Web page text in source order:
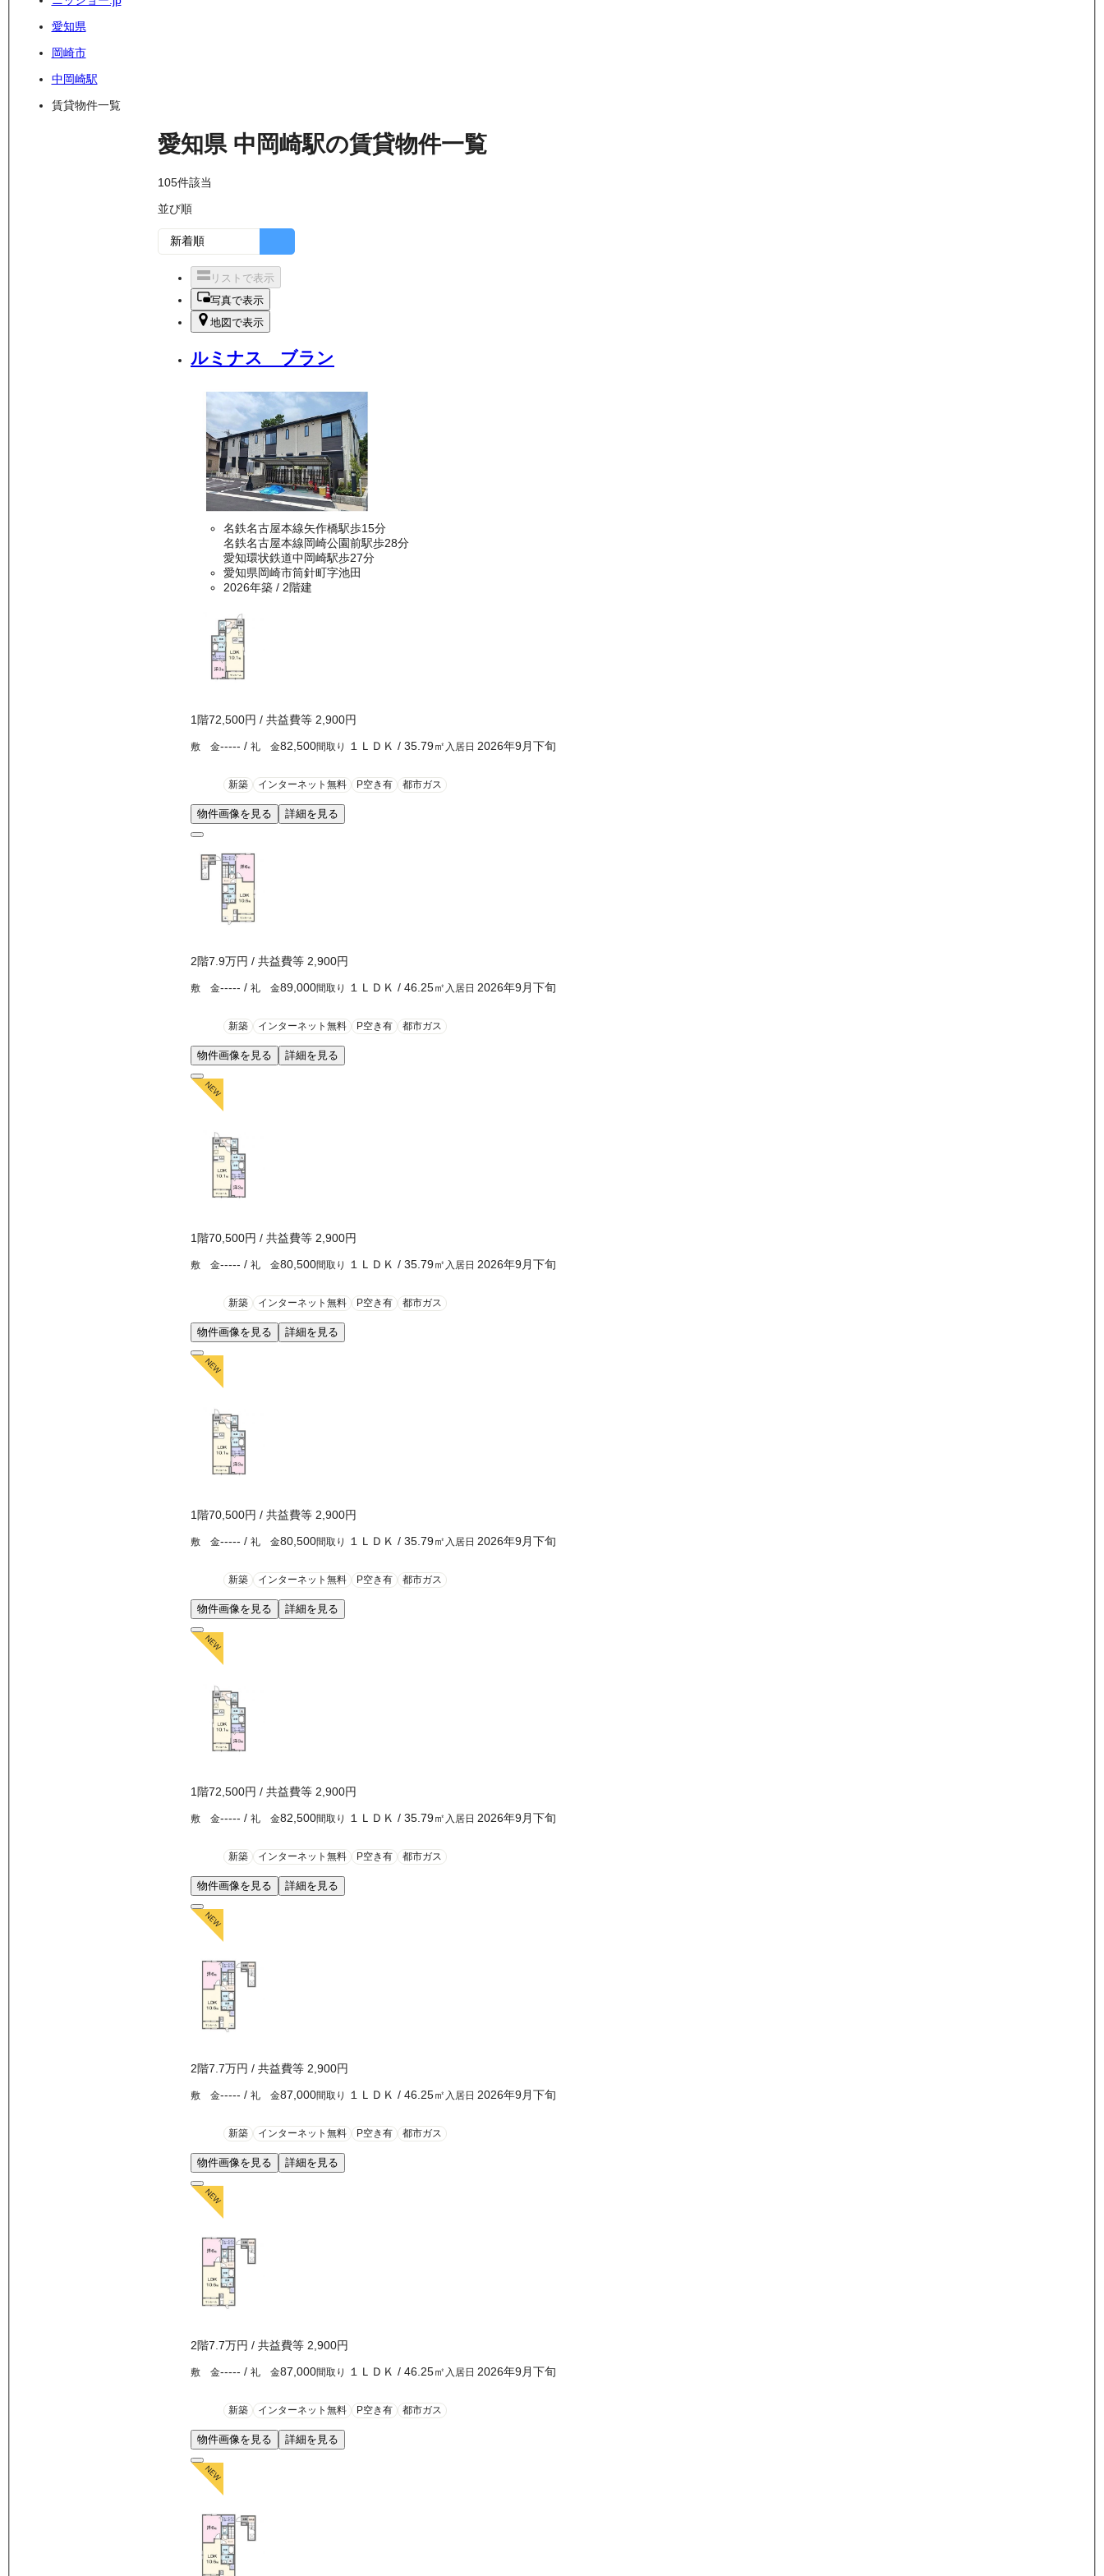
愛知県
岡崎市
中岡崎駅
賃貸物件一覧
愛知県 中岡崎駅の賃貸物件一覧
105件該当
並び順
リストで表示
写真で表示
地図で表示
ルミナス ブラン
名鉄名古屋本線矢作橋駅歩15分
名鉄名古屋本線岡崎公園前駅歩28分
愛知環状鉄道中岡崎駅歩27分
愛知県岡崎市筒針町字池田
2026年築 / 2階建
1階72,500円 / 共益費等 2,900円
敷 金----- / 礼 金82,500間取り １ＬＤＫ / 35.79㎡ 入居日 2026年9月下旬
新築 インターネット無料 P空き有 都市ガス
物件画像を見る 詳細を見る
2階7.9万円 / 共益費等 2,900円
敷 金----- / 礼 金89,000間取り １ＬＤＫ / 46.25㎡ 入居日 2026年9月下旬
新築 インターネット無料 P空き有 都市ガス
物件画像を見る 詳細を見る
1階70,500円 / 共益費等 2,900円
敷 金----- / 礼 金80,500間取り １ＬＤＫ / 35.79㎡ 入居日 2026年9月下旬
新築 インターネット無料 P空き有 都市ガス
物件画像を見る 詳細を見る
1階70,500円 / 共益費等 2,900円
敷 金----- / 礼 金80,500間取り １ＬＤＫ / 35.79㎡ 入居日 2026年9月下旬
新築 インターネット無料 P空き有 都市ガス
物件画像を見る 詳細を見る
1階72,500円 / 共益費等 2,900円
敷 金----- / 礼 金82,500間取り １ＬＤＫ / 35.79㎡ 入居日 2026年9月下旬
新築 インターネット無料 P空き有 都市ガス
物件画像を見る 詳細を見る
2階7.7万円 / 共益費等 2,900円
敷 金----- / 礼 金87,000間取り １ＬＤＫ / 46.25㎡ 入居日 2026年9月下旬
新築 インターネット無料 P空き有 都市ガス
物件画像を見る 詳細を見る
2階7.7万円 / 共益費等 2,900円
敷 金----- / 礼 金87,000間取り １ＬＤＫ / 46.25㎡ 入居日 2026年9月下旬
新築 インターネット無料 P空き有 都市ガス
物件画像を見る 詳細を見る